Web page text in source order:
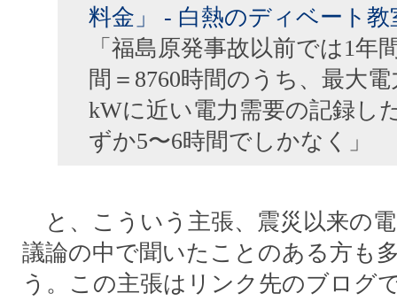
料金」 - 白熱のディベート教
「福島原発事故以前では1年
間＝8760時間のうち、最大電
kWに近い電力需要の記録し
ずか5〜6時間でしかなく」
と、こういう主張、震災以来の
議論の中で聞いたことのある方も
う。この主張はリンク先のブログ